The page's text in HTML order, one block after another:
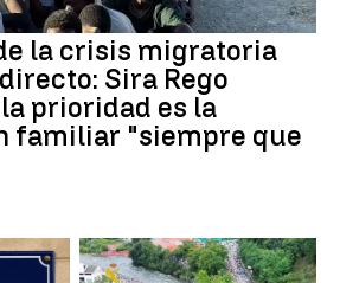
la crisis migratoria
Sira Rego
prioridad es la
familiar "siempre que